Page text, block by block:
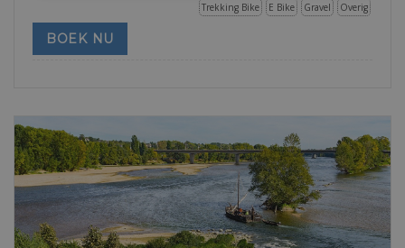
Overig
Gravel
E Bike
Trekking Bike
BOEK NU